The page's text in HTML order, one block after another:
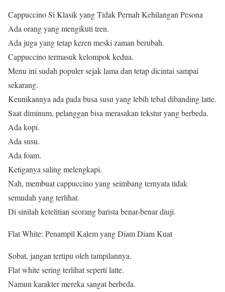
Cappuccino Si Klasik yang Tidak Pernah Kehilangan Pesona
Ada orang yang mengikuti tren.
Ada juga yang tetap keren meski zaman berubah.
Cappuccino termasuk kelompok kedua.
Menu ini sudah populer sejak lama dan tetap dicintai sampai
sekarang.
Keunikannya ada pada busa susu yang lebih tebal dibanding latte.
Saat diminum, pelanggan bisa merasakan tekstur yang berbeda.
Ada kopi.
Ada susu.
Ada foam.
Ketiganya saling melengkapi.
Nah, membuat cappuccino yang seimbang ternyata tidak
semudah yang terlihat.
Di sinilah ketelitian seorang barista benar-benar diuji.
Flat White: Penampil Kalem yang Diam Diam Kuat
Sobat, jangan tertipu oleh tampilannya.
Flat white sering terlihat seperti latte.
Namun karakter mereka sangat berbeda.